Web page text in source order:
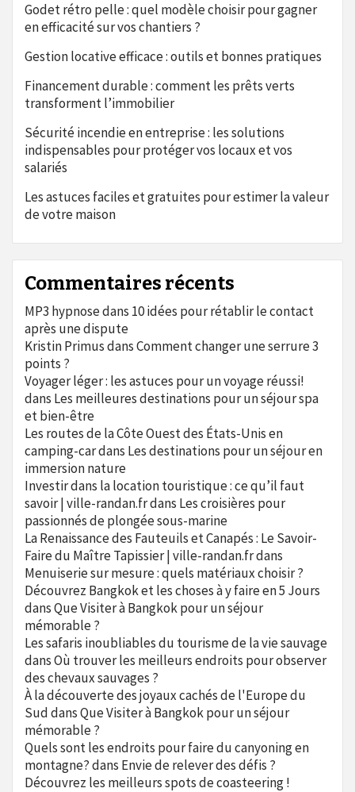
Godet rétro pelle : quel modèle choisir pour gagner
en efficacité sur vos chantiers ?
Gestion locative efficace : outils et bonnes pratiques
Financement durable : comment les prêts verts
transforment l’immobilier
Sécurité incendie en entreprise : les solutions
indispensables pour protéger vos locaux et vos
salariés
Les astuces faciles et gratuites pour estimer la valeur
de votre maison
Commentaires récents
MP3 hypnosedans 10 idées pour rétablir le contact
après une dispute
Kristin PrimusdansComment changer une serrure 3
points ?
Voyager léger : les astuces pour un voyage réussi!
dans Les meilleures destinations pour un séjour spa
et bien-être
Les routes de la Côte Ouest des États-Unis en
camping-cardans Les destinations pour un séjour en
immersion nature
Investir dans la location touristique : ce qu’il faut
savoir | ville-randan.frdans Les croisières pour
passionnés de plongée sous-marine
La Renaissance des Fauteuils et Canapés : Le Savoir-
Faire du Maître Tapissier | ville-randan.frdans
Menuiserie sur mesure : quels matériaux choisir ?
Découvrez Bangkok et les choses à y faire en 5 Jours
dansQue Visiter à Bangkok pour un séjour
mémorable ?
Les safaris inoubliables du tourisme de la vie sauvage
dansOù trouver les meilleurs endroits pour observer
des chevaux sauvages ?
À la découverte des joyaux cachés de l'Europe du
SuddansQue Visiter à Bangkok pour un séjour
mémorable ?
Quels sont les endroits pour faire du canyoning en
montagne?dans Envie de relever des défis ?
Découvrez les meilleurs spots de coasteering !